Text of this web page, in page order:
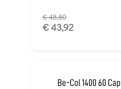
€ 48,80
€ 43,92
Be-Col 1400 60